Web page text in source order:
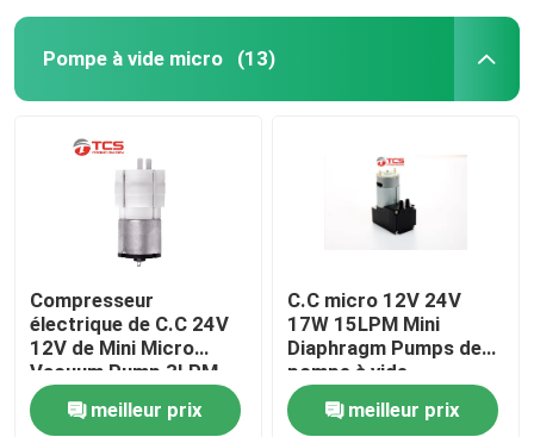
Pompe à vide micro (13)
Compresseur
électrique de C.C 24V
12V de Mini Micro
Vacuum Pump 3LPM -
7LPM pour le Massager
meilleur prix
C.C micro 12V 24V
17W 15LPM Mini
Diaphragm Pumps de
pompe à vide
meilleur prix